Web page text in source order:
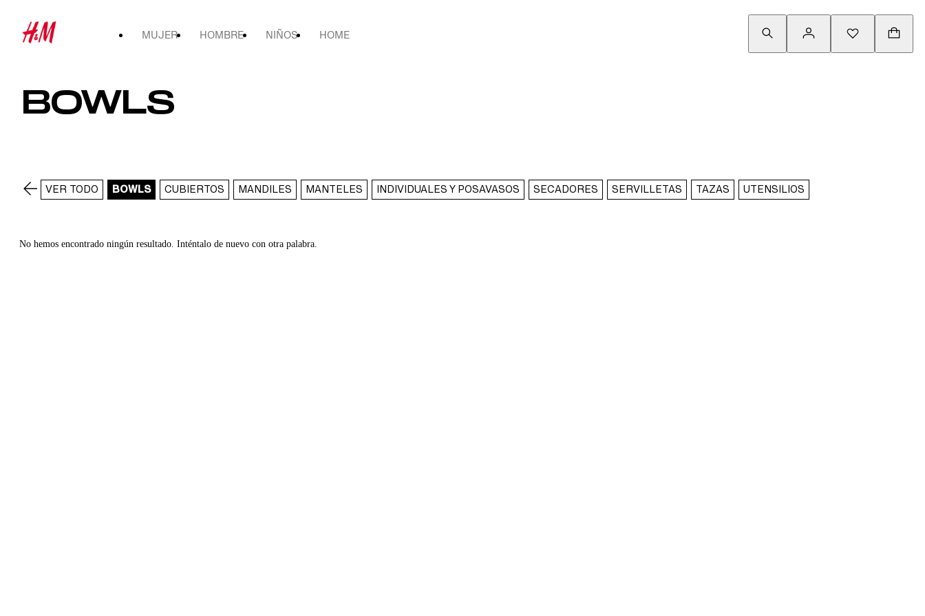
MUJER HOMBRE NIÑOS HOME
BOWLS
VER TODO BOWLS CUBIERTOS MANDILES MANTELES INDIVIDUALES Y POSAVASOS SECADORES SERVILLETAS TAZAS UTENSILIOS
No hemos encontrado ningún resultado. Inténtalo de nuevo con otra palabra.